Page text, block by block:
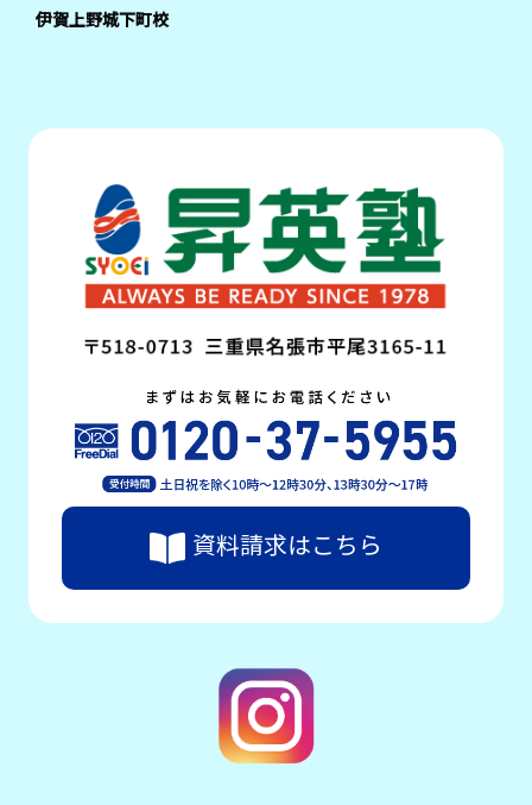
伊賀上野城下町校
資料請求はこちら